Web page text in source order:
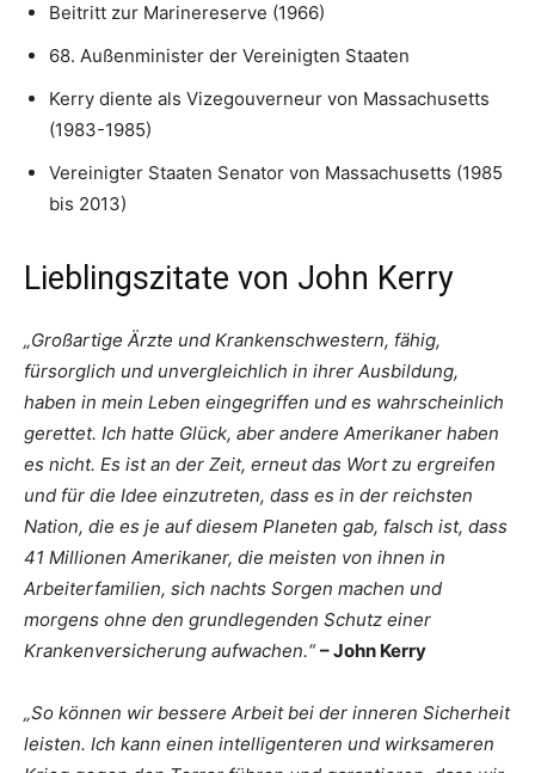
Beitritt zur Marinereserve (1966)
68. Außenminister der Vereinigten Staaten
Kerry diente als Vizegouverneur von Massachusetts
(1983-1985)
Vereinigter Staaten Senator von Massachusetts (1985
bis 2013)
Lieblingszitate von John Kerry
„Großartige Ärzte und Krankenschwestern, fähig,
fürsorglich und unvergleichlich in ihrer Ausbildung,
haben in mein Leben eingegriffen und es wahrscheinlich
gerettet. Ich hatte Glück, aber andere Amerikaner haben
es nicht. Es ist an der Zeit, erneut das Wort zu ergreifen
und für die Idee einzutreten, dass es in der reichsten
Nation, die es je auf diesem Planeten gab, falsch ist, dass
41 Millionen Amerikaner, die meisten von ihnen in
Arbeiterfamilien, sich nachts Sorgen machen und
morgens ohne den grundlegenden Schutz einer
Krankenversicherung aufwachen.“– John Kerry
„So können wir bessere Arbeit bei der inneren Sicherheit
leisten. Ich kann einen intelligenteren und wirksameren